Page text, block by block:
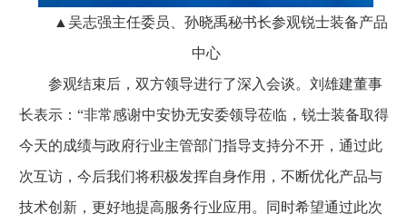
▲吴志强主任委员、孙晓禹秘书长参观锐士装备产品
中心
参观结束后，双方领导进行了深入会谈。刘雄建董事
长表示：“非常感谢中安协无安委领导莅临，锐士装备取得
今天的成绩与政府行业主管部门指导支持分不开，通过此
次互访，今后我们将积极发挥自身作用，不断优化产品与
技术创新，更好地提高服务行业应用。同时希望通过此次